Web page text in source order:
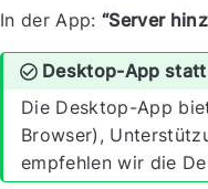
In der App: “Server
Desktop-App
Die Desktop-App
Browser),
empfehlen wir die